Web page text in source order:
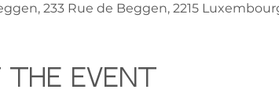
233 Rue de Beggen, 2215
the event